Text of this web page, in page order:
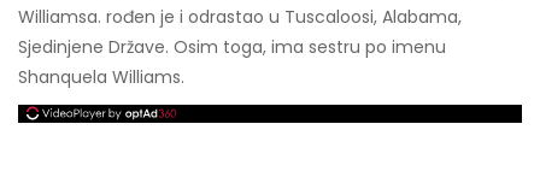
Williamsa. rođen je i odrastao u Tuscaloosi, Alabama,
Sjedinjene Države. Osim toga, ima sestru po imenu
Shanquela Williams.